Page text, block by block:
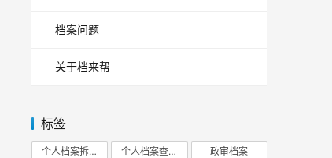
档案问题
关于档来帮
标签
个人档案拆开 个人档案查询 政审档案